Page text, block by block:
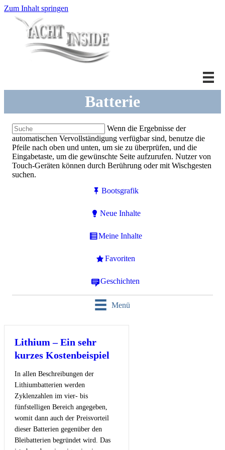
Zum Inhalt springen
Batterie
Wenn die Ergebnisse der
automatischen Vervollständigung verfügbar sind, benutze die
Pfeile nach oben und unten, um sie zu überprüfen, und die
Eingabetaste, um die gewünschte Seite aufzurufen. Nutzer von
Touch-Geräten können durch Berührung oder mit Wischgesten
suchen.
Bootsgrafik
Neue Inhalte
Meine Inhalte
Favoriten
Geschichten
Menü
Lithium – Ein sehr
kurzes Kostenbeispiel
In allen Beschreibungen der
Lithiumbatterien werden
Zyklenzahlen im vier- bis
fünfstelligen Bereich angegeben,
womit dann auch der Preisvorteil
dieser Batterien gegenüber den
Bleibatterien begründet wird. Das